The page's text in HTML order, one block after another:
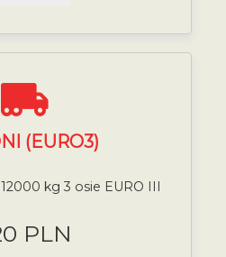
(EURO3)
kg 3 osie EURO III
PLN